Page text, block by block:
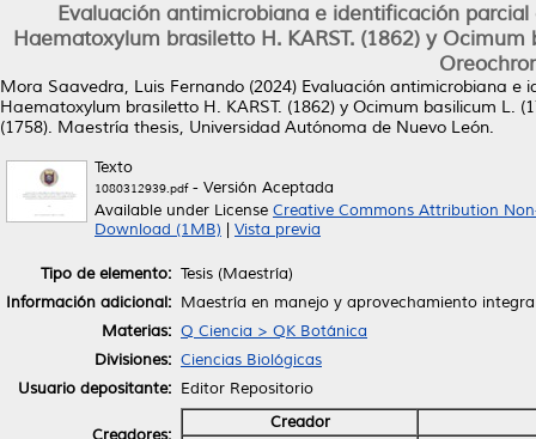
Evaluación antimicrobiana e identificación
Haematoxylum brasiletto H. KARST. (1862) y
Mora Saavedra, Luis Fernando (2024) Evaluación antimicrobiana e
Haematoxylum brasiletto H. KARST. (1862) y Ocimum basilicum L.
(1758). Maestría thesis, Universidad Autónoma de Nuevo León.
Texto
1080312939.pdf- Versión Aceptada
Available under License Creative Commons Attribution
Download (1MB)
Vista previa
Tipo de elemento: Tesis (Maestría)
Información adicional: Maestría en manejo y aprovechamiento
Materias: Q Ciencia > QK Botánica
Divisiones: Ciencias Biológicas
Usuario depositante: Editor Repositorio
Creadores:
Creador